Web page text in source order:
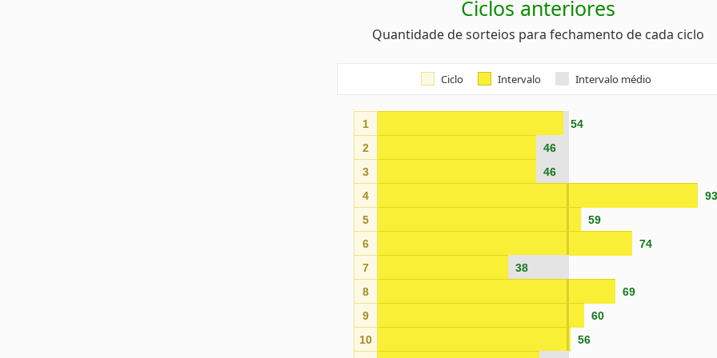
Ciclos anteriores
Quantidade de sorteios para fechamento de cada ciclo
Ciclo Intervalo Intervalo médio
1
54
2
46
3
46
4
93
5
59
6
74
7
38
8
69
9
60
10
56